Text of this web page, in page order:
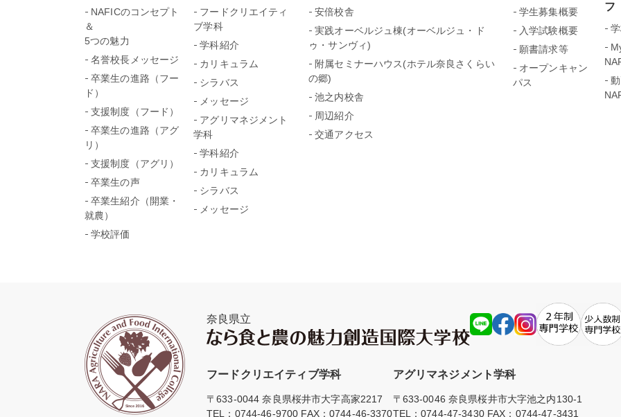
NAFICのコンセプト
＆
5つの魅力
名誉校長メッセージ
卒業生の進路（フー
ド）
支援制度（フード）
卒業生の進路（アグ
リ）
支援制度（アグリ）
卒業生の声
卒業生紹介（開業・
就農）
学校評価
フードクリエイティ
ブ学科
学科紹介
カリキュラム
シラバス
メッセージ
アグリマネジメント
学科
学科紹介
カリキュラム
シラバス
メッセージ
安倍校舎
実践オーベルジュ棟(オーベルジュ・ド
ゥ・サンヴィ)
附属セミナーハウス(ホテル奈良さくらい
の郷)
池之内校舎
周辺紹介
交通アクセス
学生募集概要
入学試験概要
願書請求等
オープンキャン
パス
フ
奈良県立
フードクリエイティブ学科
〒633-0044 奈良県桜井市大字高家2217
TEL： 0744-46-9700 FAX：0744-46-3370
アグリマネジメント学科
〒633-0046 奈良県桜井市大字池之内130-1
TEL：0744-47-3430FAX：0744-47-3431